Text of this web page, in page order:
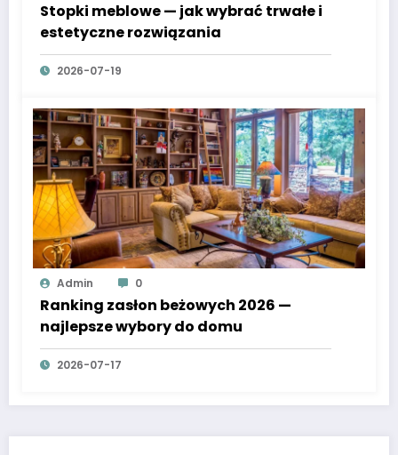
Stopki meblowe — jak wybrać trwałe i
estetyczne rozwiązania
2026-07-19
Admin 0
Ranking zasłon beżowych 2026 —
najlepsze wybory do domu
2026-07-17